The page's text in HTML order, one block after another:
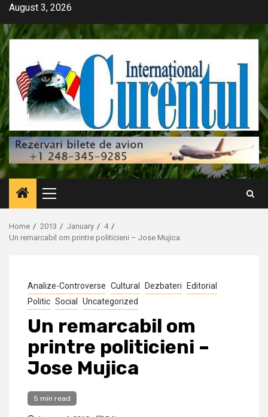
Skip
content
August 3, 2026
Primary
Menu
Home 2013 January
4
Un remarcabil om printre politicieni – Jose Mujica
Analize-Controverse Cultural Dezbateri
Editorial
Politic Social Uncategorized
Un remarcabil om
printre politicieni –
Jose Mujica
5 min read